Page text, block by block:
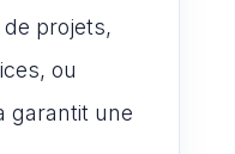
projets,
ou
garantit une